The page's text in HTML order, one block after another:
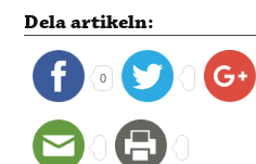
Dela artikeln:
0